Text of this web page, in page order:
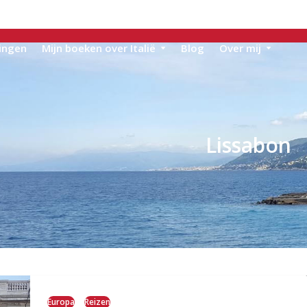
Mijn boeken over Italië Blog Over mij
Lissabon
Europa Reizen